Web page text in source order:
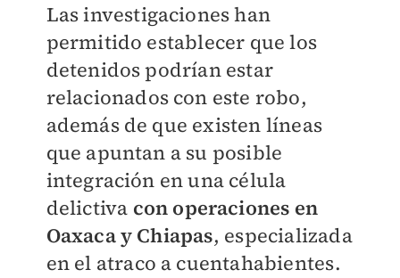
Las investigaciones han
permitido establecer que los
detenidos podrían estar
relacionados con este robo,
además de que existen líneas
que apuntan a su posible
integración en una célula
delictiva con operaciones en
Oaxaca y Chiapas, especializada
en el atraco a cuentahabientes.